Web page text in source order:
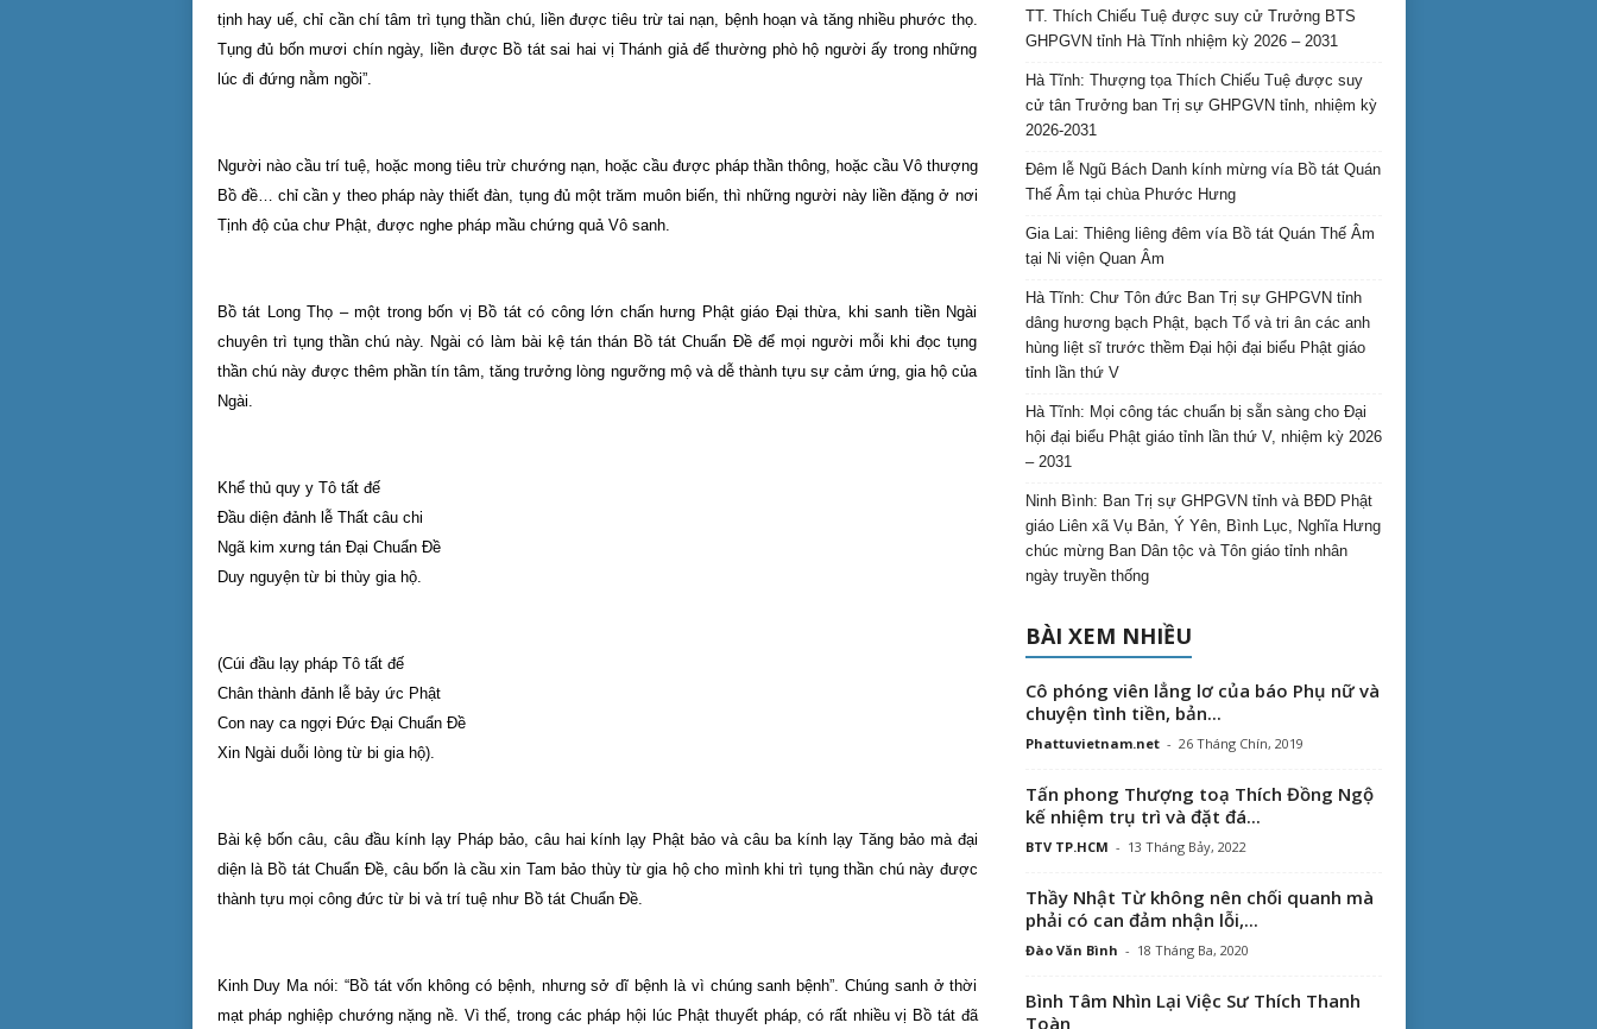
tịnh hay uế, chỉ cần chí tâm trì tụng thần chú, liền được tiêu trừ tai nạn, bệnh hoạn và tăng nhiều phước thọ.
Tụng đủ bốn mươi chín ngày, liền được Bồ tát sai hai vị Thánh giả để thường phò hộ người ấy trong những
lúc đi đứng nằm ngồi”.
Người nào cầu trí tuệ, hoặc mong tiêu trừ chướng nạn, hoặc cầu được pháp thần thông, hoặc cầu Vô thượng
Bồ đề… chỉ cần y theo pháp này thiết đàn, tụng đủ một trăm muôn biến, thì những người này liền đặng ở nơi
Tịnh độ của chư Phật, được nghe pháp mầu chứng quả Vô sanh.
Bồ tát Long Thọ – một trong bốn vị Bồ tát có công lớn chấn hưng Phật giáo Đại thừa, khi sanh tiền Ngài
chuyên trì tụng thần chú này. Ngài có làm bài kệ tán thán Bồ tát Chuẩn Đề để mọi người mỗi khi đọc tụng
thần chú này được thêm phần tín tâm, tăng trưởng lòng ngưỡng mộ và dễ thành tựu sự cảm ứng, gia hộ của
Ngài.
Khể thủ quy y Tô tất đế
Đầu diện đảnh lễ Thất câu chi
Ngã kim xưng tán Đại Chuẩn Đề
Duy nguyện từ bi thùy gia hộ.
(Cúi đầu lạy pháp Tô tất đế
Chân thành đảnh lễ bảy ức Phật
Con nay ca ngợi Đức Đại Chuẩn Đề
Xin Ngài duỗi lòng từ bi gia hộ).
Bài kệ bốn câu, câu đầu kính lạy Pháp bảo, câu hai kính lạy Phật bảo và câu ba kính lạy Tăng bảo mà đại
diện là Bồ tát Chuẩn Đề, câu bốn là cầu xin Tam bảo thùy từ gia hộ cho mình khi trì tụng thần chú này được
thành tựu mọi công đức từ bi và trí tuệ như Bồ tát Chuẩn Đề.
Kinh Duy Ma nói: “Bồ tát vốn không có bệnh, nhưng sở dĩ bệnh là vì chúng sanh bệnh”. Chúng sanh ở thời
mạt pháp nghiệp chướng nặng nề. Vì thế, trong các pháp hội lúc Phật thuyết pháp, có rất nhiều vị Bồ tát đã
TT. Thích Chiếu Tuệ được suy cử Trưởng BTS
GHPGVN tỉnh Hà Tĩnh nhiệm kỳ 2026 – 2031
Hà Tĩnh: Thượng tọa Thích Chiếu Tuệ được suy
cử tân Trưởng ban Trị sự GHPGVN tỉnh, nhiệm kỳ
2026-2031
Đêm lễ Ngũ Bách Danh kính mừng vía Bồ tát Quán
Thế Âm tại chùa Phước Hưng
Gia Lai: Thiêng liêng đêm vía Bồ tát Quán Thế Âm
tại Ni viện Quan Âm
Hà Tĩnh: Chư Tôn đức Ban Trị sự GHPGVN tỉnh
dâng hương bạch Phật, bạch Tổ và tri ân các anh
hùng liệt sĩ trước thềm Đại hội đại biểu Phật giáo
tỉnh lần thứ V
Hà Tĩnh: Mọi công tác chuẩn bị sẵn sàng cho Đại
hội đại biểu Phật giáo tỉnh lần thứ V, nhiệm kỳ 2026
– 2031
Ninh Bình: Ban Trị sự GHPGVN tỉnh và BĐD Phật
giáo Liên xã Vụ Bản, Ý Yên, Bình Lục, Nghĩa Hưng
chúc mừng Ban Dân tộc và Tôn giáo tỉnh nhân
ngày truyền thống
BÀI XEM NHIỀU
Cô phóng viên lẳng lơ của báo Phụ nữ và
chuyện tình tiền, bản...
Phattuvietnam.net - 26 Tháng Chín, 2019
Tấn phong Thượng toạ Thích Đồng Ngộ
kế nhiệm trụ trì và đặt đá...
BTV TP.HCM - 13 Tháng Bảy, 2022
Thầy Nhật Từ không nên chối quanh mà
phải có can đảm nhận lỗi,...
Đào Văn Bình - 18 Tháng Ba, 2020
Bình Tâm Nhìn Lại Việc Sư Thích Thanh
Toàn